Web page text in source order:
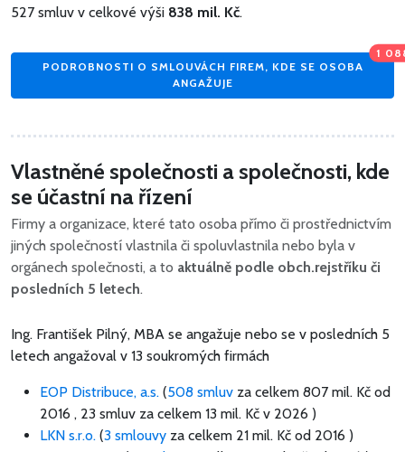
527 smluv v celkové výši 838 mil. Kč.
PODROBNOSTI O SMLOUVÁCH FIREM, KDE SE OSOBA
ANGAŽUJE
1
Vlastněné společnosti a společnosti, kde
se účastní na řízení
Firmy a organizace, které tato osoba přímo či prostřednictvím
jiných společností vlastnila či spoluvlastnila nebo byla v
orgánech společnosti, a to aktuálně podle obch.rejstříku či
posledních 5 letech.
Ing. František Pilný, MBA se angažuje nebo se v posledních 5
letech angažoval v 13 soukromých firmách
EOP Distribuce, a.s. (508 smluv za celkem 807 mil. Kč od
2016 , 23 smluv za celkem 13 mil. Kč v 2026 )
LKN s.r.o. (3 smlouvy za celkem 21 mil. Kč od 2016 )